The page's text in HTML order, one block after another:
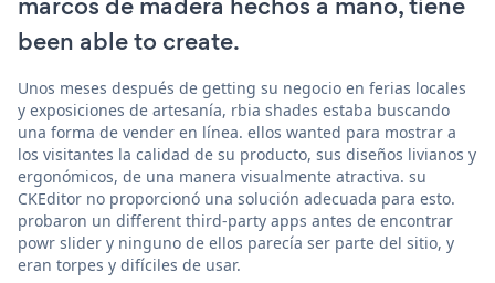
been able to create.
Unos meses después de getting su negocio en ferias locales
y exposiciones de artesanía, rbia shades estaba buscando
una forma de vender en línea. ellos wanted para mostrar a
los visitantes la calidad de su producto, sus diseños livianos y
ergonómicos, de una manera visualmente atractiva. su
CKEditor no proporcionó una solución adecuada para esto.
probaron un different third-party apps antes de encontrar
powr slider y ninguno de ellos parecía ser parte del sitio, y
eran torpes y difíciles de usar.